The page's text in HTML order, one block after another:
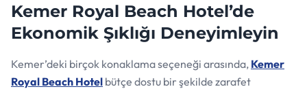
Kemer Royal Beach Hotel’de
Ekonomik Şıklığı Deneyimleyin
Kemer’deki birçok konaklama seçeneği arasında, Kemer
Royal Beach Hotel bütçe dostu bir şekilde zarafet